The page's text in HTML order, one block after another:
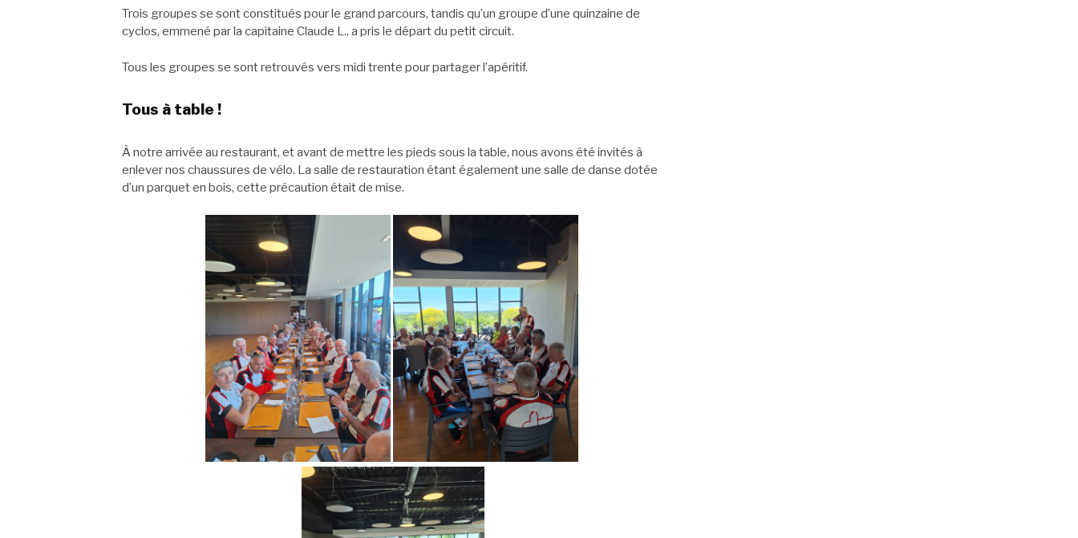
Trois groupes se sont constitués pour le grand parcours, tandis qu’un groupe d’une quinzaine de
cyclos, emmené par la capitaine Claude L., a pris le départ du petit circuit.
Tous les groupes se sont retrouvés vers midi trente pour partager l’apéritif.
Tous à table !
À notre arrivée au restaurant, et avant de mettre les pieds sous la table, nous avons été invités à
enlever nos chaussures de vélo. La salle de restauration étant également une salle de danse dotée
d’un parquet en bois, cette précaution était de mise.